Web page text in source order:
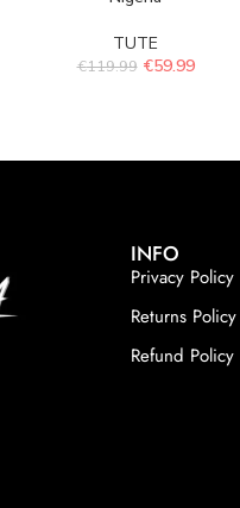
TUTE
€119.99 €59.99
INFO
Privacy Policy
Returns Policy
Refund Policy